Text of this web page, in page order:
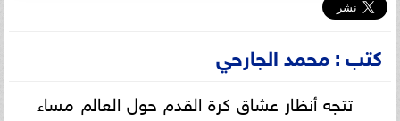
كتب : محمد الجارحي
تتجه أنظار عشاق كرة القدم حول العالم مساء